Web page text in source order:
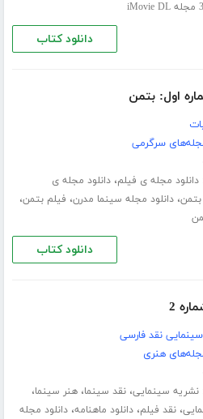
دانلود کتاب
اول: بتمن
سرگرمی
دانلود مجله ی فیلم،دانلود مجله ی
بتمن،دانلود مجله سینما مدرن، فیلم بتمن،
دانلود کتاب
2
نقد فارسی
هنری
نشریه سینمایی،نقد سینما،هنر سینما،
،نقد فیلم،دانلود ماهنامه،دانلود مجله